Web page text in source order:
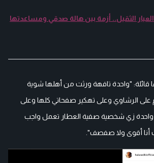
الثقيل.. أزمة بين هالة صدقي ومساعدتها
قائلة: "واحدة تافهة ورثت من أهلها شوية
الرشاوي وعلى تهكير صفحاتي كلها وعلى
واحدة زي شخصية صفية العطار تعمل واجب
أنا أقوى ولا صفصف".